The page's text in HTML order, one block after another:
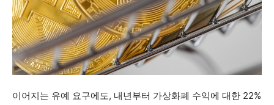
이어지는 유예 요구에도, 내년부터 가상화폐 수익에 대한 22%